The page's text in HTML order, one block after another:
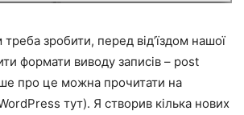
зробити, перед від’їздом нашої
формати виводу записів – post
про це можна прочитати на
тут). Я створив кілька нових